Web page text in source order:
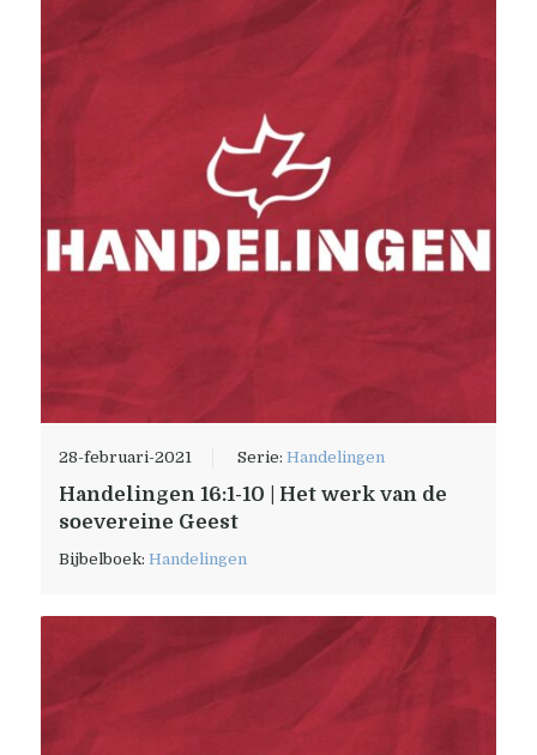
28-februari-2021 Serie:Handelingen
Handelingen 16:1-10 | Het werk van de
soevereine Geest
Bijbelboek:Handelingen